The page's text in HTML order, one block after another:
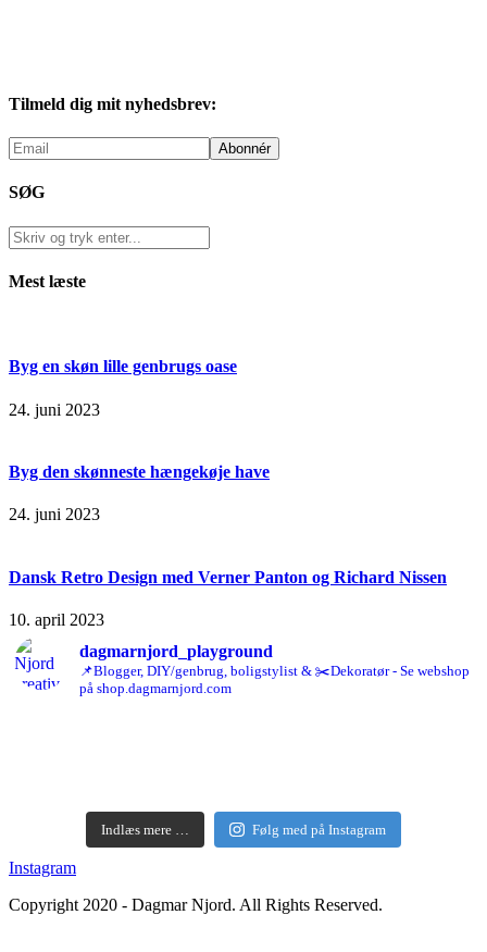
Tilmeld dig mit nyhedsbrev:
SØG
Mest læste
Byg en skøn lille genbrugs oase
24. juni 2023
Byg den skønneste hængekøje have
24. juni 2023
Dansk Retro Design med Verner Panton og Richard Nissen
10. april 2023
dagmarnjord_playground
📌Blogger, DIY/genbrug, boligstylist & ✂️Dekoratør - Se webshop
på shop.dagmarnjord.com
Indlæs mere … Følg med på Instagram
Instagram
Copyright 2020 - Dagmar Njord. All Rights Reserved.